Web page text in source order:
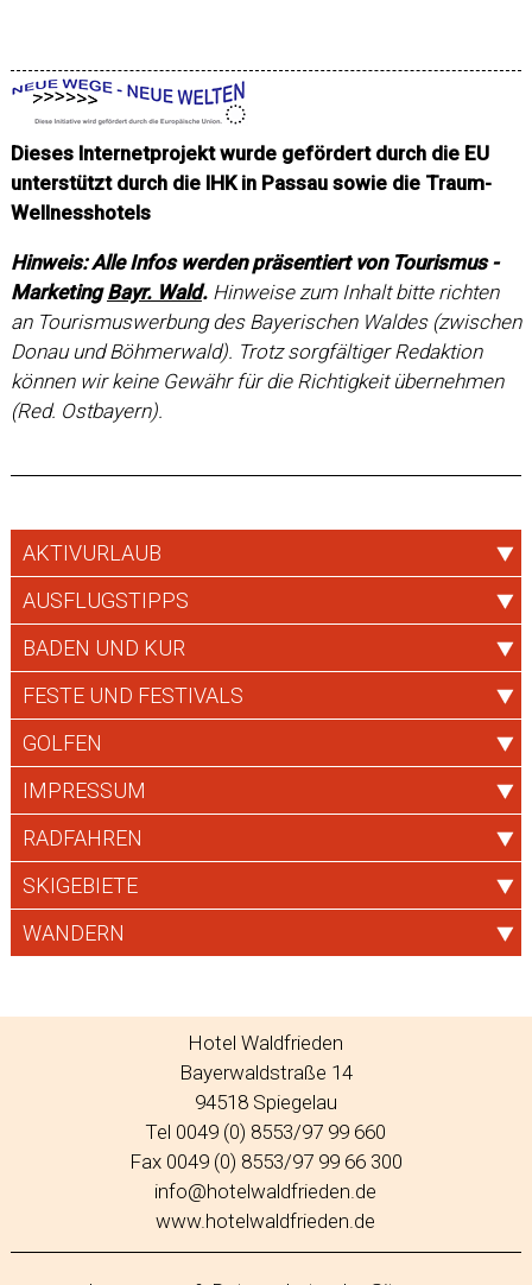
Dieses Internetprojekt wurde gefördert durch die EU
unterstützt durch die IHK in Passau sowie die Traum-
Wellnesshotels
Hinweis: Alle Infos werden präsentiert von Tourismus -
MarketingBayr. Wald.Hinweise zum Inhalt bitte richten
an Tourismuswerbung des Bayerischen Waldes (zwischen
Donau und Böhmerwald). Trotz sorgfältiger Redaktion
können wir keine Gewähr für die Richtigkeit übernehmen
(Red. Ostbayern).
AKTIVURLAUB
AUSFLUGSTIPPS
BADEN UND KUR
FESTE UND FESTIVALS
GOLFEN
IMPRESSUM
RADFAHREN
SKIGEBIETE
WANDERN
Hotel Waldfrieden
Bayerwaldstraße 14
94518 Spiegelau
Tel 0049 (0) 8553/97 99 660
Fax 0049 (0) 8553/97 99 66 300
info@hotelwaldfrieden.de
www.hotelwaldfrieden.de